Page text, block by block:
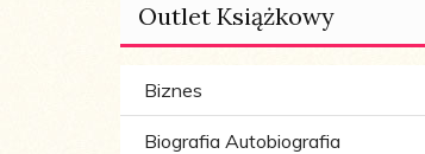
Outlet Książkowy
Biznes
Biografia Autobiografia